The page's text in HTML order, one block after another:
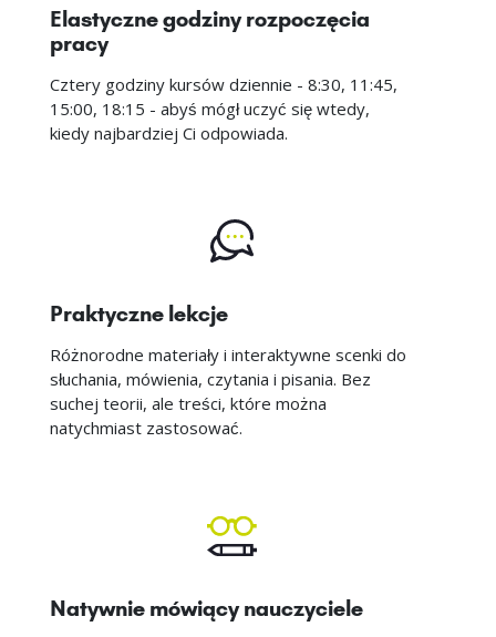
Elastyczne godziny rozpoczęcia
pracy
Cztery godziny kursów dziennie - 8:30, 11:45,
15:00, 18:15 - abyś mógł uczyć się wtedy,
kiedy najbardziej Ci odpowiada.
Praktyczne lekcje
Różnorodne materiały i interaktywne scenki do
słuchania, mówienia, czytania i pisania. Bez
suchej teorii, ale treści, które można
natychmiast zastosować.
Natywnie mówiący nauczyciele